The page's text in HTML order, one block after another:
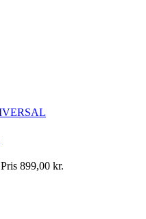
Pris 899,00 kr.